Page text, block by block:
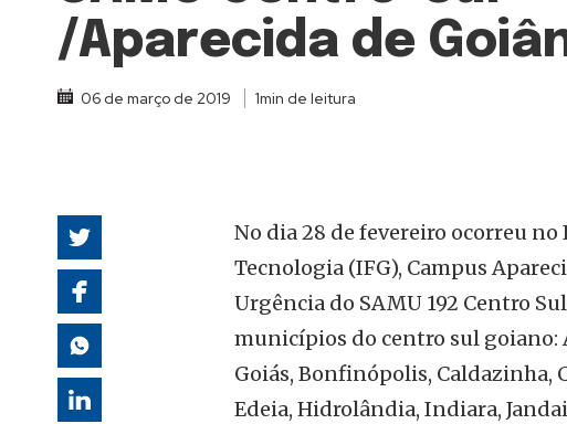
autoridades
/Aparecida de
06 de março de 2019 1min de leitura
No dia 28 de fevereiro ocorreu
Tecnologia (IFG), Campus
Urgência do SAMU 192 Centro
municípios do centro sul goiano:
Goiás, Bonfinópolis, Caldazinha,
Edeia, Hidrolândia, Indiara,